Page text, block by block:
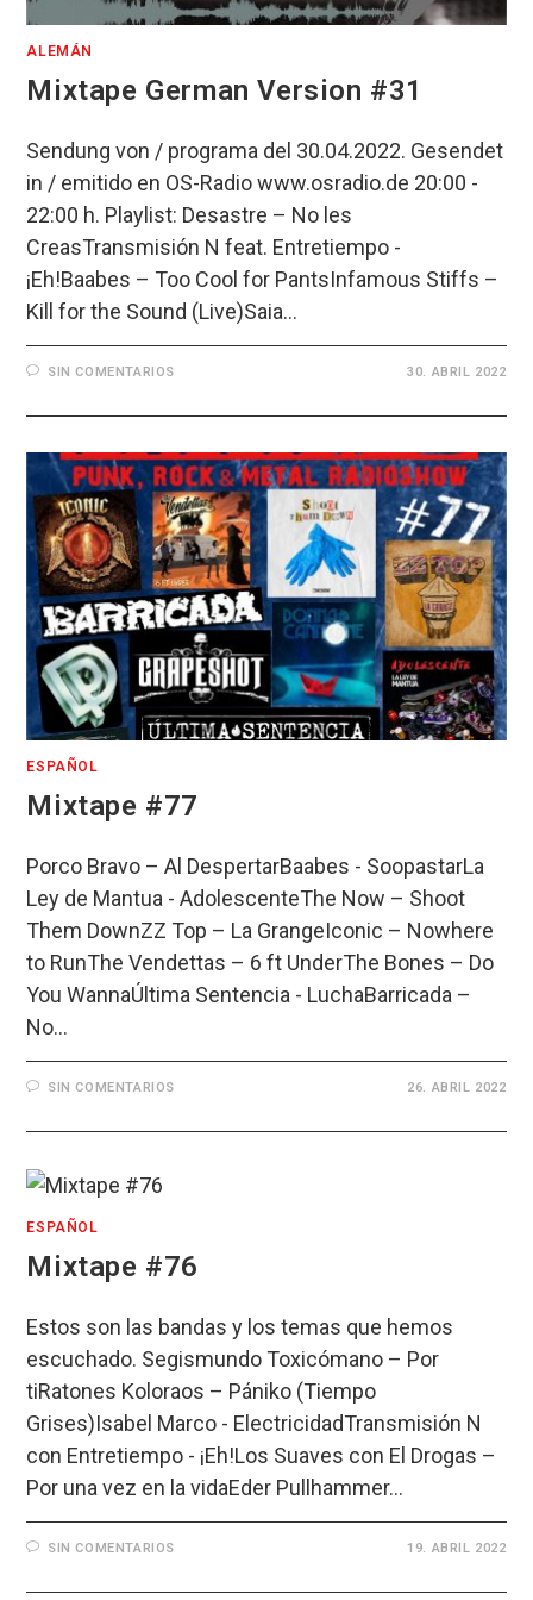
ALEMÁN
Mixtape German Version #31
Sendung von / programa del 30.04.2022. Gesendet
in / emitido en OS-Radio www.osradio.de 20:00 -
22:00 h. Playlist: Desastre – No les
CreasTransmisión N feat. Entretiempo -
¡Eh!Baabes – Too Cool for PantsInfamous Stiffs –
Kill for the Sound (Live)Saia…
SIN COMENTARIOS 30. ABRIL 2022
ESPAÑOL
Mixtape #77
Porco Bravo – Al DespertarBaabes - SoopastarLa
Ley de Mantua - AdolescenteThe Now – Shoot
Them DownZZ Top – La GrangeIconic – Nowhere
to RunThe Vendettas – 6 ft UnderThe Bones – Do
You WannaÚltima Sentencia - LuchaBarricada –
No…
SIN COMENTARIOS 26. ABRIL 2022
ESPAÑOL
Mixtape #76
Estos son las bandas y los temas que hemos
escuchado. Segismundo Toxicómano – Por
tiRatones Koloraos – Pániko (Tiempo
Grises)Isabel Marco - ElectricidadTransmisión N
con Entretiempo - ¡Eh!Los Suaves con El Drogas –
Por una vez en la vidaEder Pullhammer…
SIN COMENTARIOS 19. ABRIL 2022